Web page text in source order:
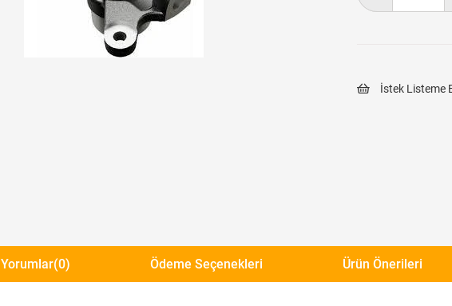
İstek Listeme
Yorumlar(0) Ödeme Seçenekleri Ürün Önerileri